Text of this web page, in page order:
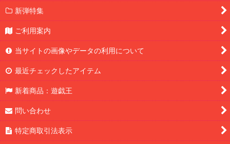
新弾特集
ご利用案内
当サイトの画像やデータの利用について
最近チェックしたアイテム
新着商品：遊戯王
問い合わせ
特定商取引法表示